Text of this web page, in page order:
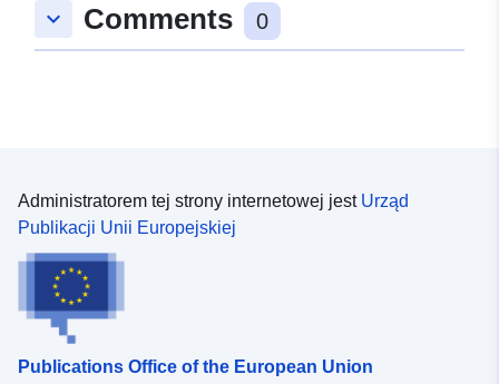
keyboard_arrow_down Comments 0
Administratorem tej strony internetowej jest Urząd
Publikacji Unii Europejskiej
Publications Office of the European Union